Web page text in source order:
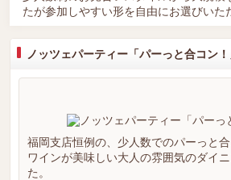
たが参加しやすい形を自由にお選びいた
ノッツェパーティー「パーっと合コン
福岡支店恒例の、少人数でのパーっと合
ワインが美味しい大人の雰囲気のダイ
た。